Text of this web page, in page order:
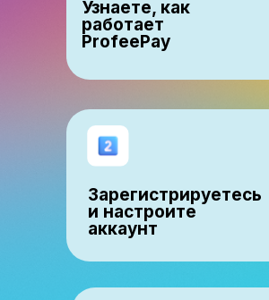
Узнаете, как
работает
ProfeePay
Зарегистрируетесь
и настроите
аккаунт